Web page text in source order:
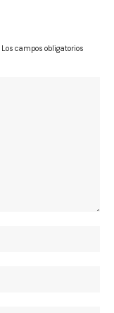
Los campos obligatorios